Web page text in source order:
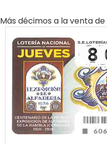
Más décimos a la venta de